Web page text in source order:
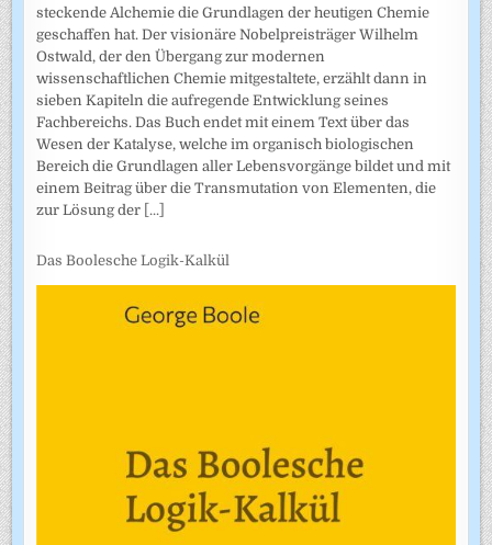
steckende Alchemie die Grundlagen der heutigen Chemie
geschaffen hat. Der visionäre Nobelpreisträger Wilhelm
Ostwald, der den Übergang zur modernen
wissenschaftlichen Chemie mitgestaltete, erzählt dann in
sieben Kapiteln die aufregende Entwicklung seines
Fachbereichs. Das Buch endet mit einem Text über das
Wesen der Katalyse, welche im organisch biologischen
Bereich die Grundlagen aller Lebensvorgänge bildet und mit
einem Beitrag über die Transmutation von Elementen, die
zur Lösung der [...]
Das Boolesche Logik-Kalkül